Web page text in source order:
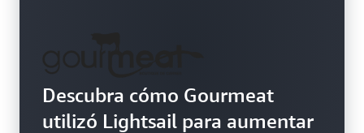
Descubra cómo Gourmeat
utilizó Lightsail para aumentar